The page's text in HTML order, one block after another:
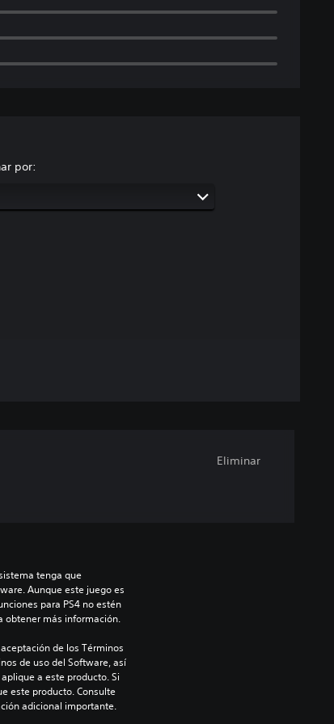
por:
Eliminar
tenga que
Aunque este juego es
para PS4 no estén
obtener más información.
de los Términos
de uso del Software, así
a este producto. Si
este producto. Consulte
adicional importante.